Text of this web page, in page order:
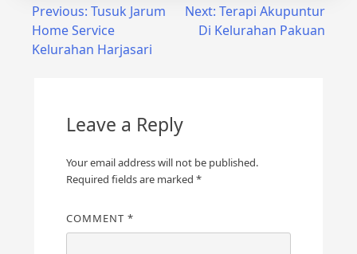
Post
navigation
Previous: Tusuk Jarum
Home Service
Kelurahan Harjasari
Next: Terapi Akupuntur
Di Kelurahan Pakuan
Leave a Reply
Your email address will not be published.
Required fields are marked *
COMMENT *